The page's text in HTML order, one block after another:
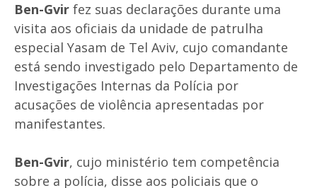
Ben-Gvir fez suas declarações durante uma
visita aos oficiais da unidade de patrulha
especial Yasam de Tel Aviv, cujo comandante
está sendo investigado pelo Departamento de
Investigações Internas da Polícia por
acusações de violência apresentadas por
manifestantes.
Ben-Gvir, cujo ministério tem competência
sobre a polícia, disse aos policiais que o